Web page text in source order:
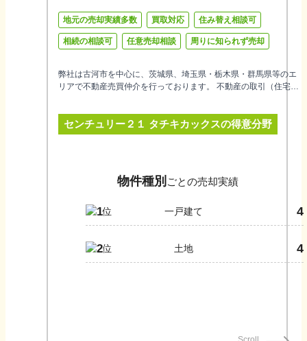
地元の売却実績多数 買取対応 住み替え相談可
相続の相談可 任意売却相談 周りに知られず売却
弊社は古河市を中心に、茨城県、埼玉県・栃木県・群馬県等のエ
リアで不動産売買仲介を行っております。 不動産の取引（住宅の
い面も悪い面も正直に伝え、 親身に行動がとれるような営業を心
掛け、住宅（不動産）をご紹介させて頂ければと思います。 上記
ービスをさせていただきたいと思っております。
センチュリー２１ タチキカックスの得意分野
物件種別 ごとの売却実績
1 一戸建て 4
2 土地 4